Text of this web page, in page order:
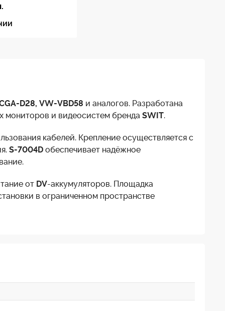
D28, VW-VBD58 и аналогов. Разработана
мониторов и видеосистем бренда SWIT.
кабелей. Крепление осуществляется с
S-7004D обеспечивает надёжное
от DV-аккумуляторов. Площадка
в ограниченном пространстве